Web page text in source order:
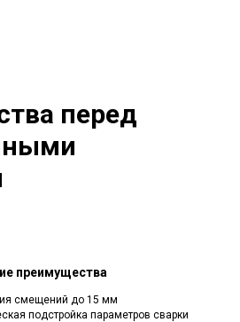
перед
преимущества
смещений до 15 мм
подстройка параметров сварки